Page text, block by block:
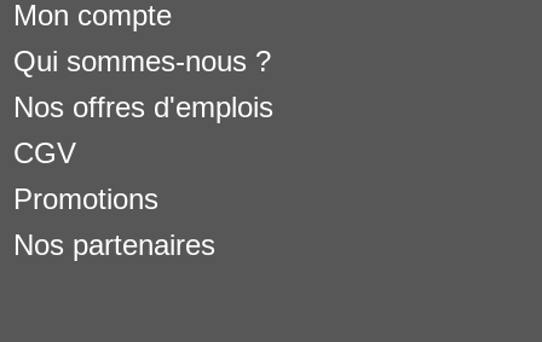
Mon compte
Qui sommes-nous ?
Nos offres d'emplois
CGV
Promotions
Nos partenaires